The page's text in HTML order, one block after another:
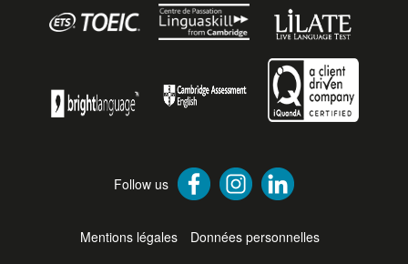
Follow us
Mentions légales Données personnelles